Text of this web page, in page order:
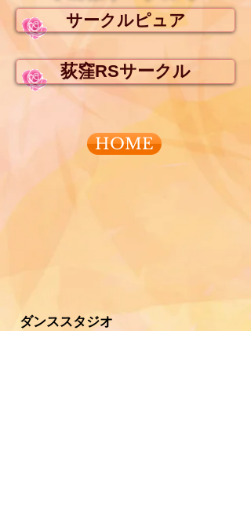
サークルピュア
荻窪RSサークル
HOME
ダンススタジオ